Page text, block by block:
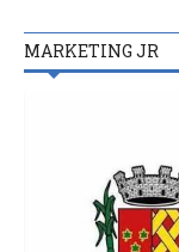
MARKETING JR